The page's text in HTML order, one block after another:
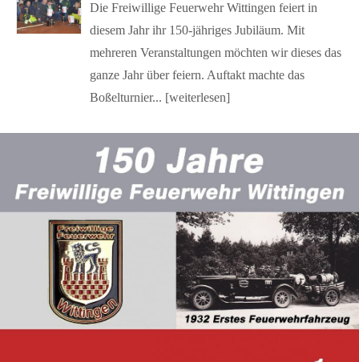
Die Freiwillige Feuerwehr Wittingen feiert in
diesem Jahr ihr 150-jähriges Jubiläum. Mit
mehreren Veranstaltungen möchten wir dieses das
ganze Jahr über feiern. Auftakt machte das
Boßelturnier... [weiterlesen]